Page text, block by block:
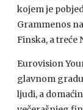
kojem je
Grammenos
Finska, a treće
Eurovision
glavnom
ljudi, a